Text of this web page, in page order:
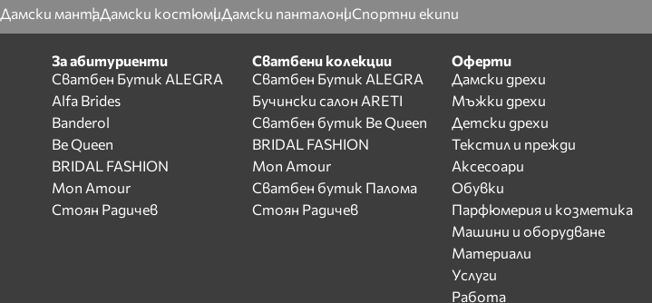
Дамски мантаДамски костюмиДамски панталониСпортни екипи
За абитуриенти
Сватбен Бутик ALEGRA
Alfa Brides
Banderol
Be Queen
BRIDAL FASHION
Mon Amour
Стоян Радичев
Сватбени колекции
Сватбен Бутик ALEGRA
Бучински салон ARETI
Сватбен бутик Be Queen
BRIDAL FASHION
Mon Amour
Сватбен бутик Палома
Стоян Радичев
Оферти
Дамски дрехи
Мъжки дрехи
Детски дрехи
Текстил и прежди
Аксесоари
Обувки
Парфюмерия и козметика
Машини и оборудване
Материали
Услуги
Работа